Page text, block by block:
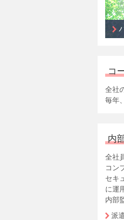
コ
全社
毎年
内
全社
コン
セキ
に運
内部
派